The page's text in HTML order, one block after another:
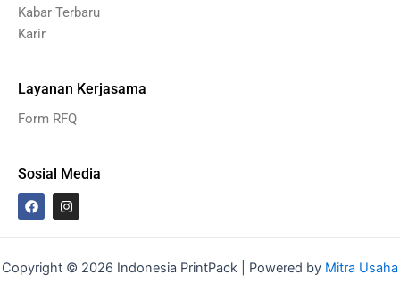
Kabar Terbaru
Karir
Layanan Kerjasama
Form RFQ
Sosial Media
F
a
c
o
o
I
n
s
g
Copyright © 2026 Indonesia PrintPack | Powered by Mitra Usaha